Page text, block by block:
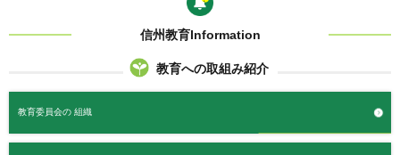
信州教育Information
教育への取組み紹介
教育委員会の 組織